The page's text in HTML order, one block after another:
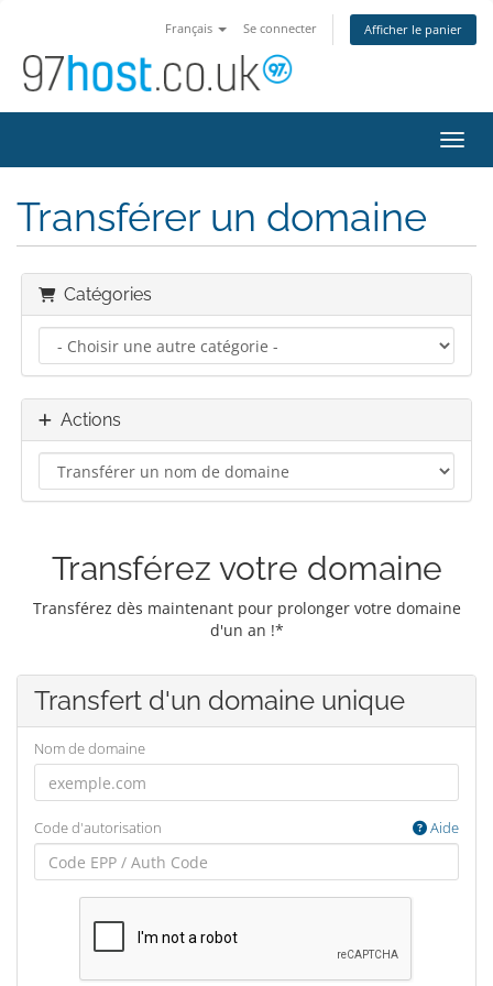
Français Se connecter Afficher le panier
Transférer un domaine
Catégories
Actions
Transférez votre domaine
Transférez dès maintenant pour prolonger votre domaine
d'un an !*
Transfert d'un domaine unique
Nom de domaine
Code d'autorisation Aide